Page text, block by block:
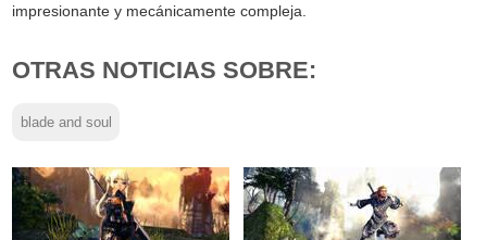
impresionante y mecánicamente compleja.
OTRAS NOTICIAS SOBRE:
blade and soul